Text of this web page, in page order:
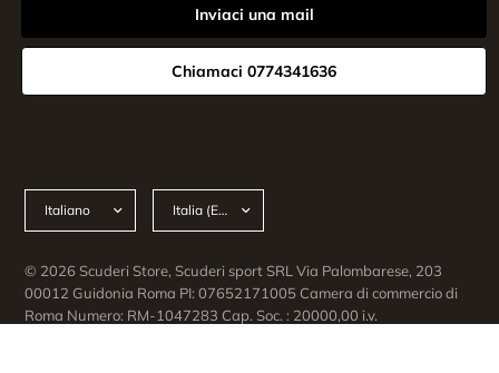
Inviaci una mail
Chiamaci 0774341636
paese/area
© 2026 Scuderi Store, Scuderi sport SRL Via Palombarese, 203
00012 Guidonia Roma PI: 07652171005 Camera di commercio di
Roma Numero: RM-1047283 Cap. Soc. : 20000,00 i.v.